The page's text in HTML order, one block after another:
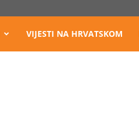
VIJESTI NA HRVATSKOM